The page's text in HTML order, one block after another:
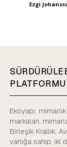
Ezgi
PLATFORMU
Ekoyapı;
markaları,
Birleşik Krallık,
varlığa sahip, iki